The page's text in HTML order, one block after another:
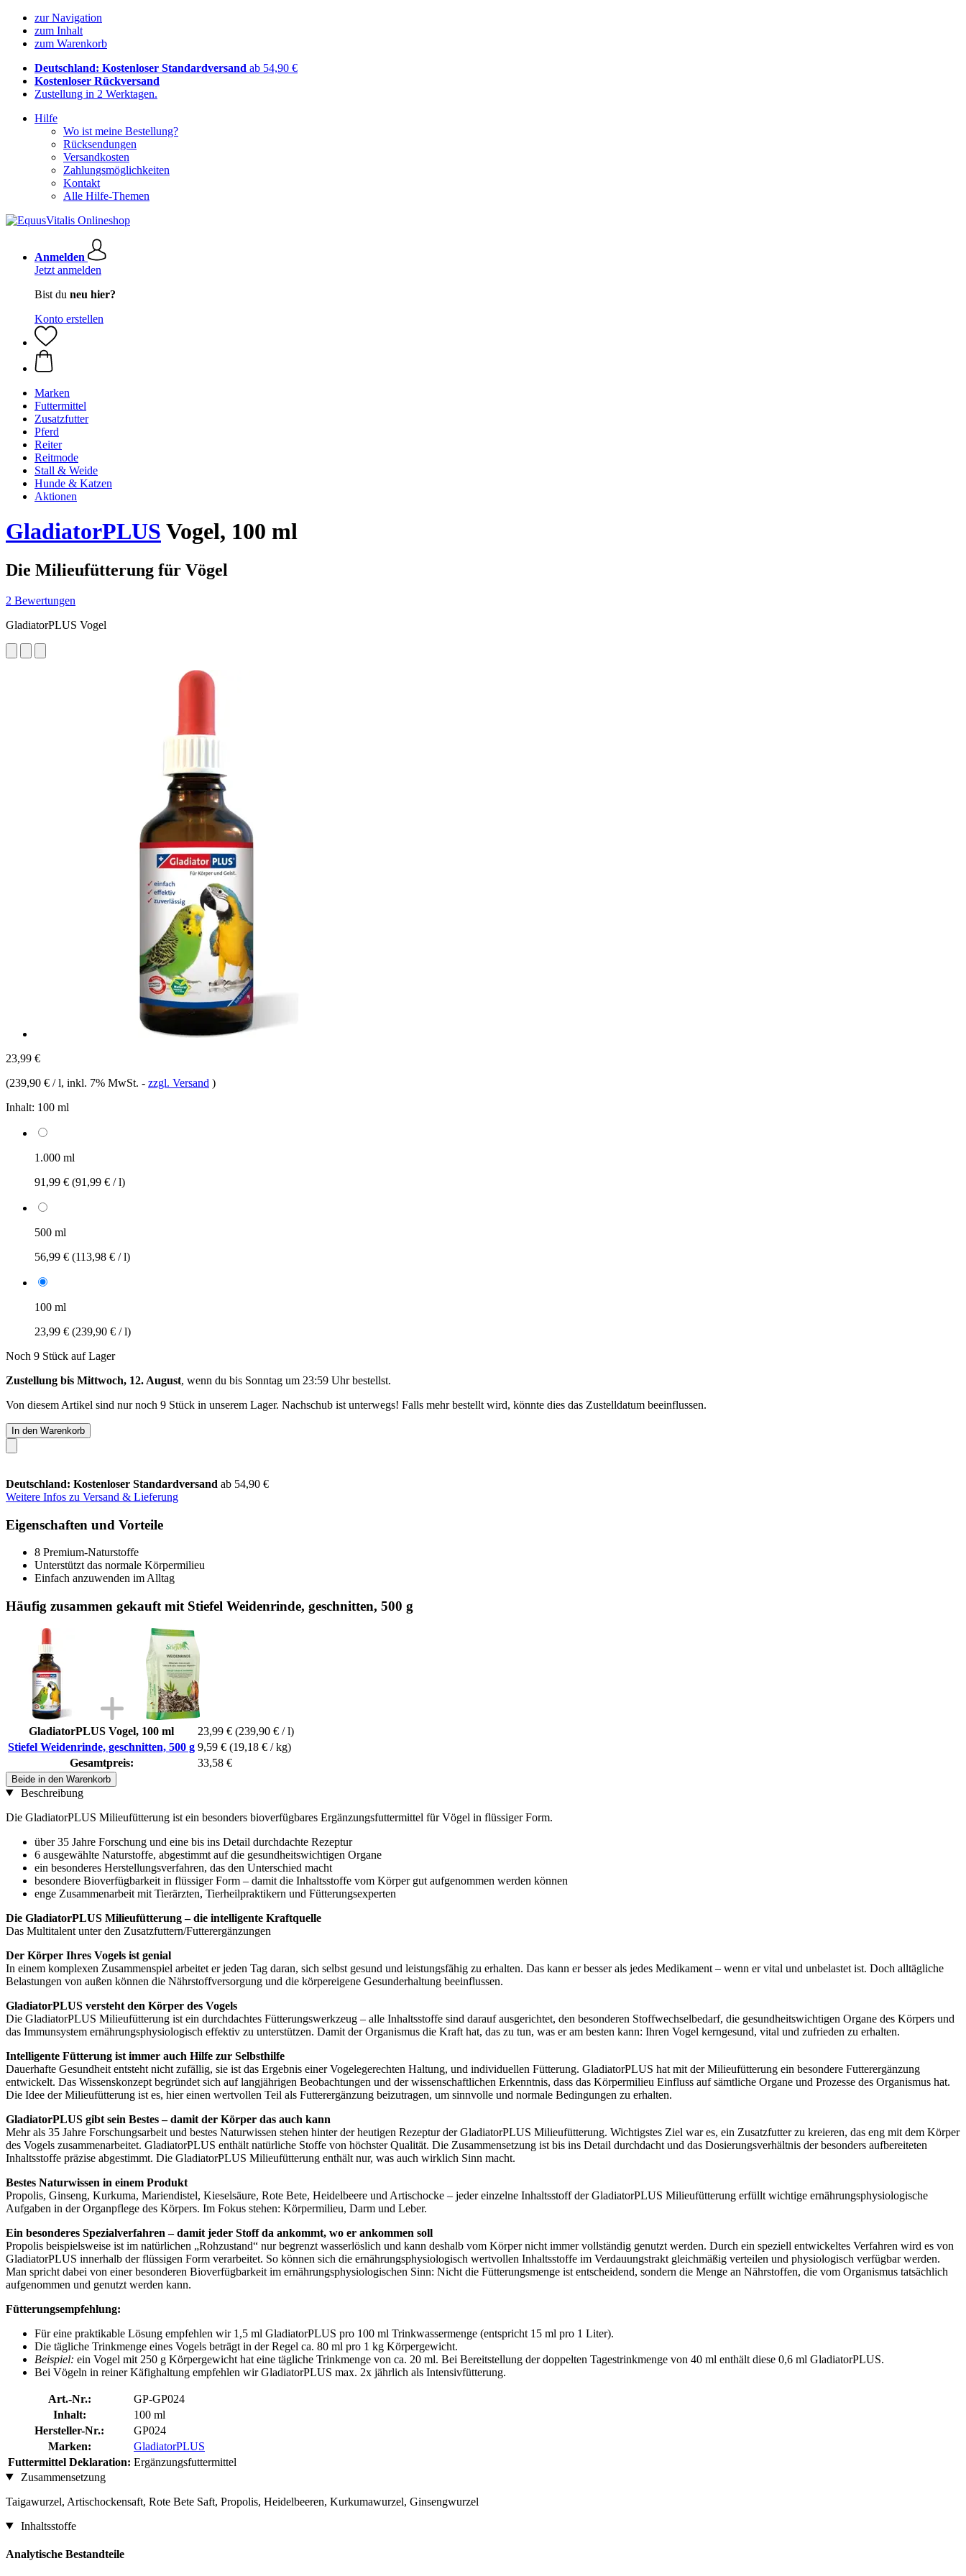
zur Navigation
zum Inhalt
zum Warenkorb
Deutschland: Kostenloser Standardversand ab 54,90 €
Kostenloser Rückversand
Zustellung in 2 Werktagen.
Hilfe
Wo ist meine Bestellung?
Rücksendungen
Versandkosten
Zahlungsmöglichkeiten
Kontakt
Alle Hilfe-Themen
Anmelden
Jetzt anmelden
Bist du neu hier?
Konto erstellen
Marken
Futtermittel
Zusatzfutter
Pferd
Reiter
Reitmode
Stall & Weide
Hunde & Katzen
Aktionen
GladiatorPLUS Vogel, 100 ml
Die Milieufütterung für Vögel
2 Bewertungen
GladiatorPLUS Vogel
23,99 €
(239,90 € / l, inkl. 7% MwSt. - zzgl. Versand )
Inhalt: 100 ml
1.000 ml
91,99 € (91,99 € / l)
500 ml
56,99 € (113,98 € / l)
100 ml
23,99 € (239,90 € / l)
Noch 9 Stück auf Lager
Zustellung bis Mittwoch, 12. August, wenn du bis Sonntag um 23:59 Uhrbestellst.
Von diesem Artikel sind nur noch 9 Stück in unserem Lager. Nachschub ist unterwegs! Falls mehr bestellt wird, könnte dies das Zustelldatum beeinflussen.
In den Warenkorb
Deutschland: Kostenloser Standardversand ab 54,90 €
Weitere Infos zu Versand & Lieferung
Eigenschaften und Vorteile
8 Premium-Naturstoffe
Unterstützt das normale Körpermilieu
Einfach anzuwenden im Alltag
Häufig zusammen gekauft mit Stiefel Weidenrinde, geschnitten, 500 g
GladiatorPLUS Vogel, 100 ml 23,99 € (239,90 € / l)
Stiefel Weidenrinde, geschnitten, 500 g 9,59 € (19,18 € / kg)
Gesamtpreis:
33,58 €
Beide in den Warenkorb
Beschreibung
Die GladiatorPLUS Milieufütterung ist ein besonders bioverfügbares Ergänzungsfuttermittel für Vögel in flüssiger Form.
über 35 Jahre Forschung und eine bis ins Detail durchdachte Rezeptur
6 ausgewählte Naturstoffe, abgestimmt auf die gesundheitswichtigen Organe
ein besonderes Herstellungsverfahren, das den Unterschied macht
besondere Bioverfügbarkeit in flüssiger Form – damit die Inhaltsstoffe vom Körper gut aufgenommen werden können
enge Zusammenarbeit mit Tierärzten, Tierheilpraktikern und Fütterungsexperten
Die GladiatorPLUS Milieufütterung – die intelligente Kraftquelle
Das Multitalent unter den Zusatzfuttern/Futterergänzungen
Der Körper Ihres Vogels ist genial
In einem komplexen Zusammenspiel arbeitet er jeden Tag daran, sich selbst gesund und leistungsfähig zu erhalten. Das kann er besser als jedes Medikament – wenn er vital und unbelastet ist. Doch alltägliche
Belastungen von außen können die Nährstoffversorgung und die körpereigene Gesunderhaltung beeinflussen.
GladiatorPLUS versteht den Körper des Vogels
Die GladiatorPLUS Milieufütterung ist ein durchdachtes Fütterungswerkzeug – alle Inhaltsstoffe sind darauf ausgerichtet, den besonderen Stoffwechselbedarf, die gesundheitswichtigen Organe des Körpers und
das Immunsystem ernährungsphysiologisch effektiv zu unterstützen. Damit der Organismus die Kraft hat, das zu tun, was er am besten kann: Ihren Vogel kerngesund, vital und zufrieden zu erhalten.
Intelligente Fütterung ist immer auch Hilfe zur Selbsthilfe
Dauerhafte Gesundheit entsteht nicht zufällig, sie ist das Ergebnis einer Vogelegerechten Haltung, und individuellen Fütterung. GladiatorPLUS hat mit der Milieufütterung ein besondere Futterergänzung
entwickelt. Das Wissenskonzept begründet sich auf langjährigen Beobachtungen und der wissenschaftlichen Erkenntnis, dass das Körpermilieu Einfluss auf sämtliche Organe und Prozesse des Organismus hat.
Die Idee der Milieufütterung ist es, hier einen wertvollen Teil als Futterergänzung beizutragen, um sinnvolle und normale Bedingungen zu erhalten.
GladiatorPLUS gibt sein Bestes – damit der Körper das auch kann
Mehr als 35 Jahre Forschungsarbeit und bestes Naturwissen stehen hinter der heutigen Rezeptur der GladiatorPLUS Milieufütterung. Wichtigstes Ziel war es, ein Zusatzfutter zu kreieren, das eng mit dem Körper
des Vogels zusammenarbeitet. GladiatorPLUS enthält natürliche Stoffe von höchster Qualität. Die Zusammensetzung ist bis ins Detail durchdacht und das Dosierungsverhältnis der besonders aufbereiteten
Inhaltsstoffe präzise abgestimmt. Die GladiatorPLUS Milieufütterung enthält nur, was auch wirklich Sinn macht.
Bestes Naturwissen in einem Produkt
Propolis, Ginseng, Kurkuma, Mariendistel, Kieselsäure, Rote Bete, Heidelbeere und Artischocke – jeder einzelne Inhaltsstoff der GladiatorPLUS Milieufütterung erfüllt wichtige ernährungsphysiologische
Aufgaben in der Organpflege des Körpers. Im Fokus stehen: Körpermilieu, Darm und Leber.
Ein besonderes Spezialverfahren – damit jeder Stoff da ankommt, wo er ankommen soll
Propolis beispielsweise ist im natürlichen „Rohzustand“ nur begrenzt wasserlöslich und kann deshalb vom Körper nicht immer vollständig genutzt werden. Durch ein speziell entwickeltes Verfahren wird es von
GladiatorPLUS innerhalb der flüssigen Form verarbeitet. So können sich die ernährungsphysiologisch wertvollen Inhaltsstoffe im Verdauungstrakt gleichmäßig verteilen und physiologisch verfügbar werden.
Man spricht dabei von einer besonderen Bioverfügbarkeit im ernährungsphysiologischen Sinn: Nicht die Fütterungsmenge ist entscheidend, sondern die Menge an Nährstoffen, die vom Organismus tatsächlich
aufgenommen und genutzt werden kann.
Fütterungsempfehlung:
Für eine praktikable Lösung empfehlen wir 1,5 ml GladiatorPLUS pro 100 ml Trinkwassermenge (entspricht 15 ml pro 1 Liter).
Die tägliche Trinkmenge eines Vogels beträgt in der Regel ca. 80 ml pro 1 kg Körpergewicht.
Beispiel: ein Vogel mit 250 g Körpergewicht hat eine tägliche Trinkmenge von ca. 20 ml. Bei Bereitstellung der doppelten Tagestrinkmenge von 40 ml enthält diese 0,6 ml GladiatorPLUS.
Bei Vögeln in reiner Käfighaltung empfehlen wir GladiatorPLUS max. 2x jährlich als Intensivfütterung.
Art.-Nr.:
GP-GP024
Inhalt:
100 ml
Hersteller-Nr.:
GP024
Marken:
GladiatorPLUS
Futtermittel Deklaration: Ergänzungsfuttermittel
Zusammensetzung
Taigawurzel, Artischockensaft, Rote Bete Saft, Propolis, Heidelbeeren, Kurkumawurzel, Ginsengwurzel
Inhaltsstoffe
Analytische Bestandteile